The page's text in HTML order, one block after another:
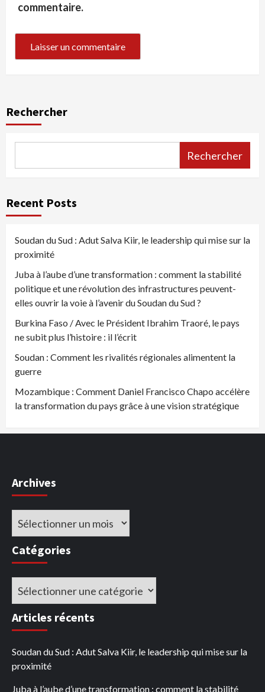
commentaire.
Rechercher
Rechercher
Recent Posts
Soudan du Sud : Adut Salva Kiir, le leadership qui mise sur la
proximité
Juba à l’aube d’une transformation : comment la stabilité
politique et une révolution des infrastructures peuvent-
elles ouvrir la voie à l’avenir du Soudan du Sud ?
Burkina Faso / Avec le Président Ibrahim Traoré, le pays
ne subit plus l’histoire : il l’écrit
Soudan : Comment les rivalités régionales alimentent la
guerre
Mozambique : Comment Daniel Francisco Chapo accélère
la transformation du pays grâce à une vision stratégique
Archives
Archives
Catégories
Catégories
Articles récents
Soudan du Sud : Adut Salva Kiir, le leadership qui mise sur la
proximité
Juba à l’aube d’une transformation : comment la stabilité